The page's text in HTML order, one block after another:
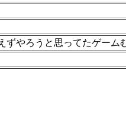
やろうと思ってたゲー